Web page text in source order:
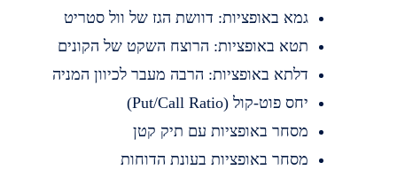
גמא באופציות: דוושת הגז של וול סטריט
תטא באופציות: הרוצח השקט של הקונים
דלתא באופציות: הרבה מעבר לכיוון המניה
יחס פוט-קול (Put/Call Ratio)
מסחר באופציות עם תיק קטן
מסחר באופציות בעונת הדוחות